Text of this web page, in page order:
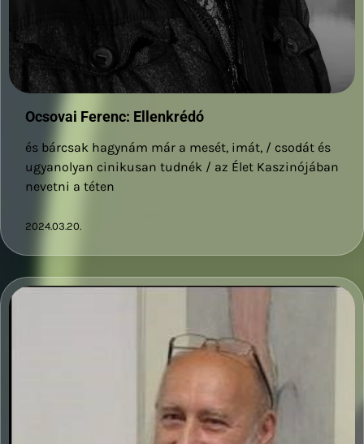
Ocsovai Ferenc: Ellenkrédó
és bárcsak hagynám már a mesét, imát, / csodát és
ugyanolyan cinikusan tudnék / az Élet Kaszinójában
nevetni a téten
2024.03.20.